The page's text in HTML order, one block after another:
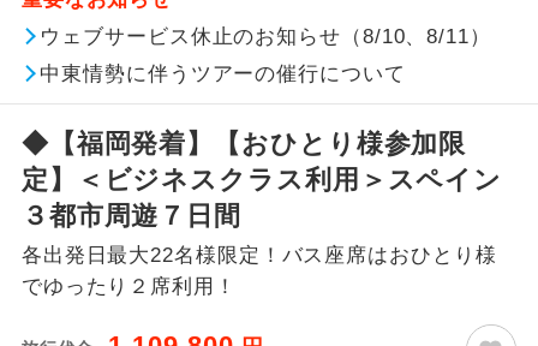
ウェブサービス休止のお知らせ（8/10、8/11）
中東情勢に伴うツアーの催行について
◆【福岡発着】【おひとり様参加限
定】＜ビジネスクラス利用＞スペイン
３都市周遊７日間
各出発日最大22名様限定！バス座席はおひとり様
でゆったり２席利用！
ません。別途お支払いが必要となります。
目安：136,000円（2026/06/30現在）
※上記の燃油サーチャージは変更になる場合
があります。
ん。別途お支払が必要となります。
【日本国内空港施設使用料】
関西国際空港
大人（12歳以上）3,310円、子供（2歳以上12
歳未満）1,660円
【旅客保安サービス料】
関西国際空港
※リクエスト受付の場合、ご手配の可否は後日回答さ
せていただきます。
追加代金にて各地発着ありとは
当ツアーは日程表に記載の出発空港だけで
なく、各地より下記追加代金にて飛行機や
鉄道などを利用しご参加いただけます。
ご同行者様が異なる発着地をご希望の場合
は、当社予約センターまで連絡ください。
添乗員同行
往路出発空港（駅）から復路到着空港
（駅）まで同行します。
現地到着後、現地係員が同行しお世話い
たします。
バスガイド乗
務
バスガイドが乗務し、車内での観光案内
があります。
新コース 初登場のコースです。
世界遺産
ユネスコに登録されている文化遺産や自